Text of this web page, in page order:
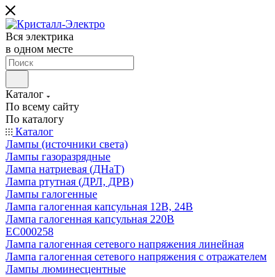
Вся электрика
в одном месте
Каталог
По всему сайту
По каталогу
Каталог
Лампы (источники света)
Лампы газоразрядные
Лампа натриевая (ДНаТ)
Лампа ртутная (ДРЛ, ДРВ)
Лампы галогенные
Лампа галогенная капсульная 12В, 24В
Лампа галогенная капсульная 220В
EC000258
Лампа галогенная сетевого напряжения линейная
Лампа галогенная сетевого напряжения с отражателем
Лампы люминесцентные